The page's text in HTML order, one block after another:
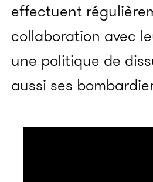
effectuent
collaboration avec
une politique de
aussi ses